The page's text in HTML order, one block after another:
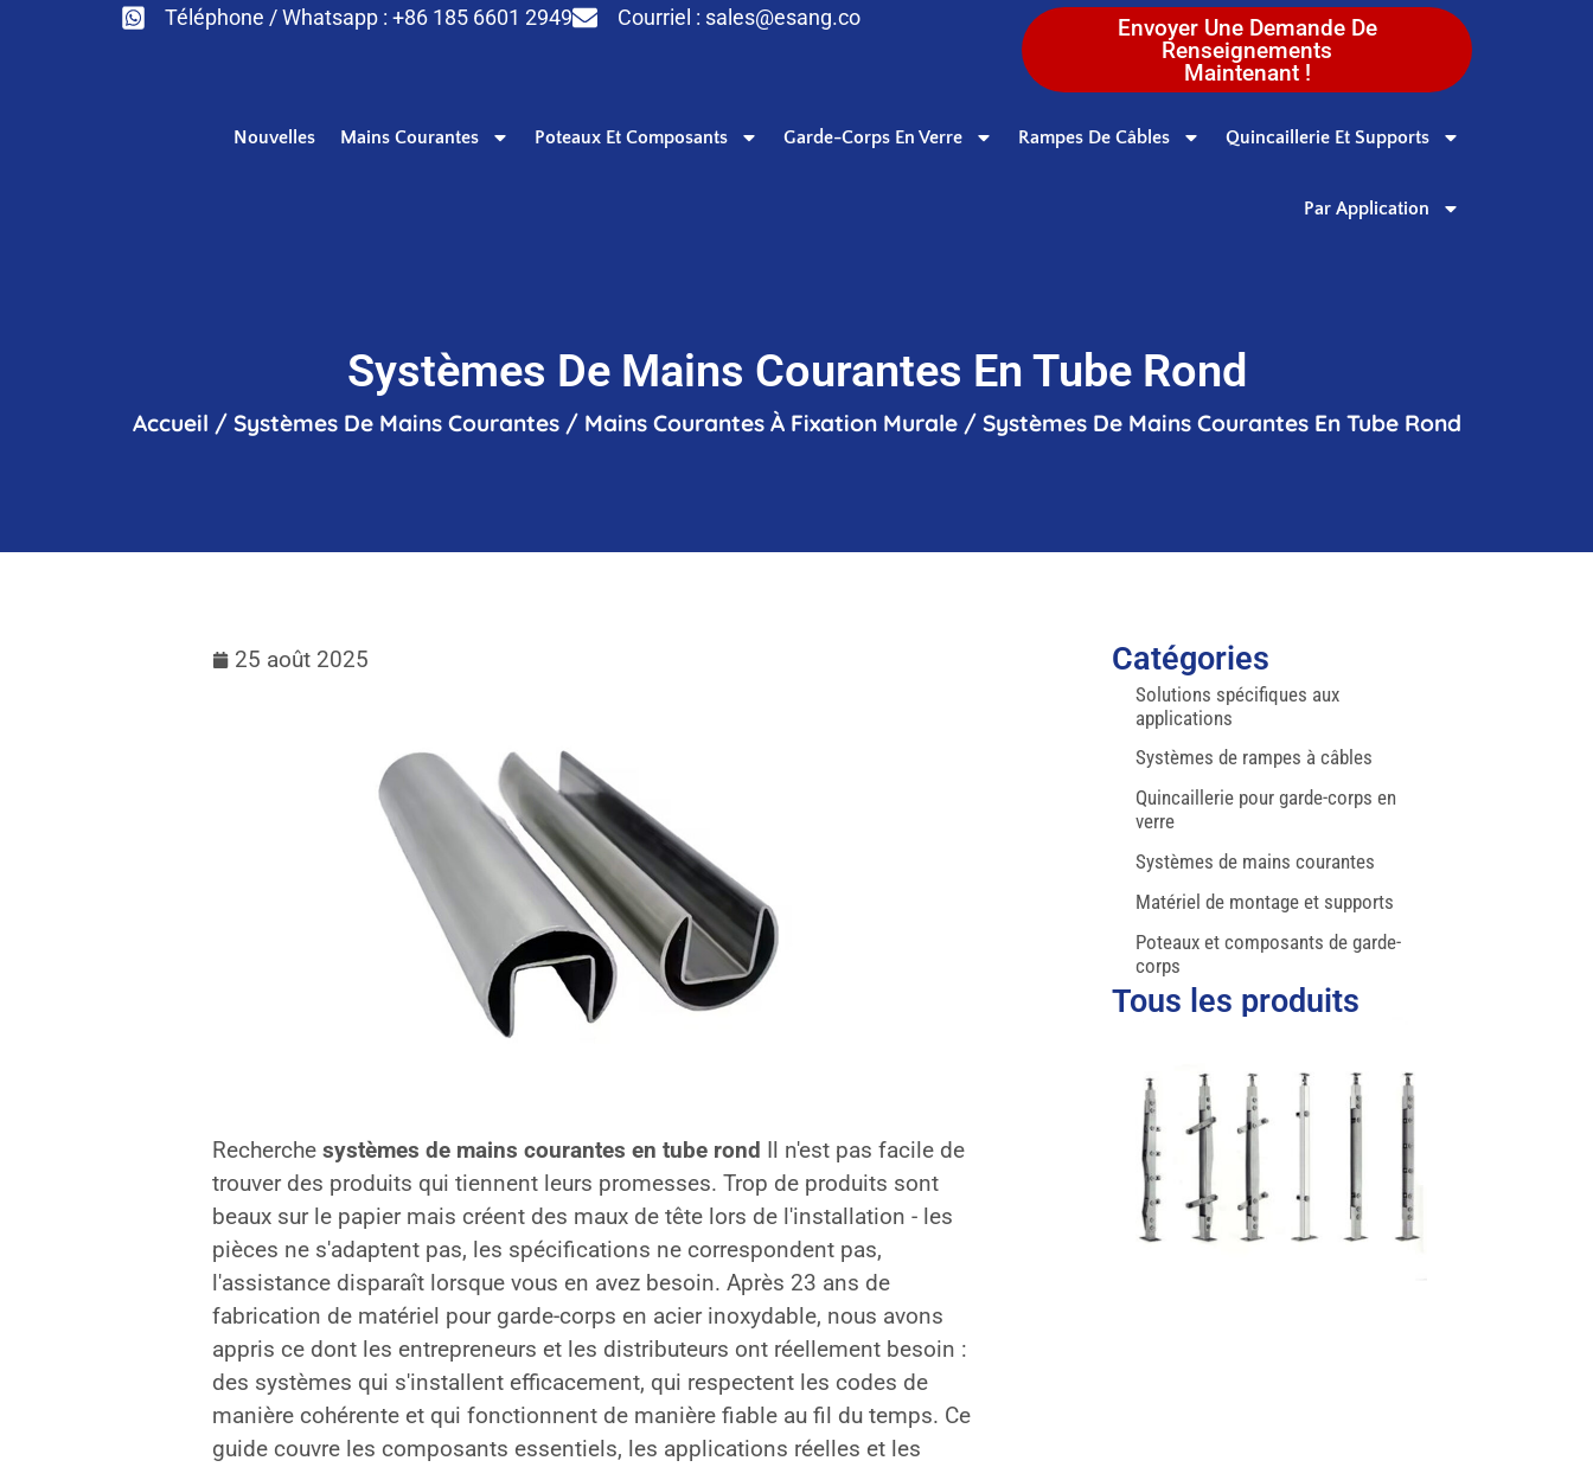
Téléphone / Whatsapp : +86 185 6601 2949 Courriel : sales@esang.co
Envoyer Une Demande De
Renseignements
Maintenant !
Nouvelles Mains Courantes Poteaux Et Composants Garde-Corps En Verre Rampes De Câbles Quincaillerie Et Supports
Par Application
Systèmes De Mains Courantes En Tube Rond
Accueil / Systèmes De Mains Courantes/ Mains Courantes À Fixation Murale/ Systèmes De Mains Courantes En Tube Rond
25 août 2025
Recherche systèmes de mains courantes en tube rond Il n'est pas facile de
trouver des produits qui tiennent leurs promesses. Trop de produits sont
beaux sur le papier mais créent des maux de tête lors de l'installation - les
pièces ne s'adaptent pas, les spécifications ne correspondent pas,
l'assistance disparaît lorsque vous en avez besoin. Après 23 ans de
fabrication de matériel pour garde-corps en acier inoxydable, nous avons
appris ce dont les entrepreneurs et les distributeurs ont réellement besoin :
des systèmes qui s'installent efficacement, qui respectent les codes de
manière cohérente et qui fonctionnent de manière fiable au fil du temps. Ce
guide couvre les composants essentiels, les applications réelles et les
Catégories
Solutions spécifiques aux
applications
Systèmes de rampes à câbles
Quincaillerie pour garde-corps en
verre
Systèmes de mains courantes
Matériel de montage et supports
Poteaux et composants de garde-
corps
Tous les produits